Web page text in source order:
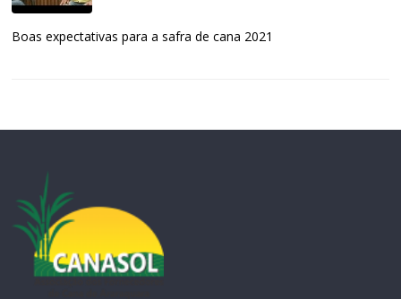
Boas expectativas para a safra de cana 2021